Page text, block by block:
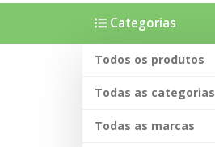
Categorias
Todos os produtos
Todas as categorias
Todas as marcas